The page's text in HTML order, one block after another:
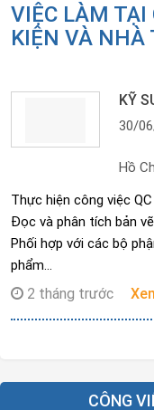
VIỆC LÀM TẠI
KIỆN VÀ NHÀ
30/
Hồ
Thực hiện công việc
Đọc và phân tích bản
Phối hợp với các bộ
phẩm
Thực hiện các công
2 tháng trước
CÔNG